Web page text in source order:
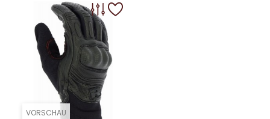
VORSCHAU